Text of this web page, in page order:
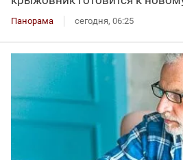
Панорама сегодня, 06:25